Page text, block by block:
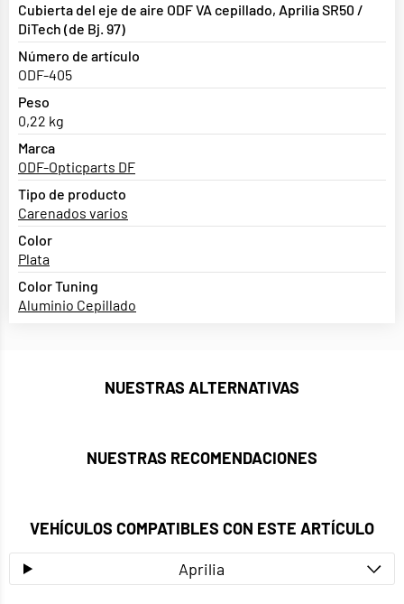
Cubierta del eje de aire ODF VA cepillado, Aprilia SR50 /
DiTech (de Bj. 97)
Número de artículo
ODF-405
Peso
0,22 kg
Marca
ODF-Opticparts DF
Tipo de producto
Carenados varios
Color
Plata
Color Tuning
Aluminio Cepillado
NUESTRAS ALTERNATIVAS
NUESTRAS RECOMENDACIONES
VEHÍCULOS COMPATIBLES CON ESTE ARTÍCULO
Aprilia